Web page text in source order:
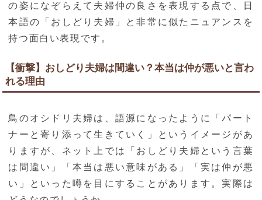
の姿になぞらえて夫婦仲の良さを表現する点で、日
本語の「おしどり夫婦」と非常に似たニュアンスを
持つ面白い表現です。
【衝撃】おしどり夫婦は間違い？本当は仲が悪いと言わ
れる理由
鳥のオシドリ夫婦は、語源になったように「パート
ナーと寄り添って生きていく」というイメージがあ
りますが、ネット上では「おしどり夫婦という言葉
は間違い」「本当は悪い意味がある」「実は仲が悪
い」といった噂を目にすることがあります。実際は